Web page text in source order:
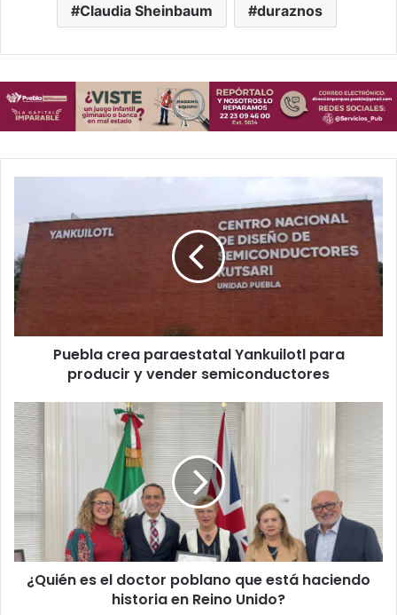
Claudia Sheinbaum duraznos
paraestatal
Yankuilotl
para
producir
y
vender
semiconductores
Puebla crea paraestatal Yankuilotl para
producir y vender semiconductores
¿Quién
es
el
doctor
poblano
que
está
haciendo
historia
¿Quién es el doctor poblano que está haciendo
historia en Reino Unido?